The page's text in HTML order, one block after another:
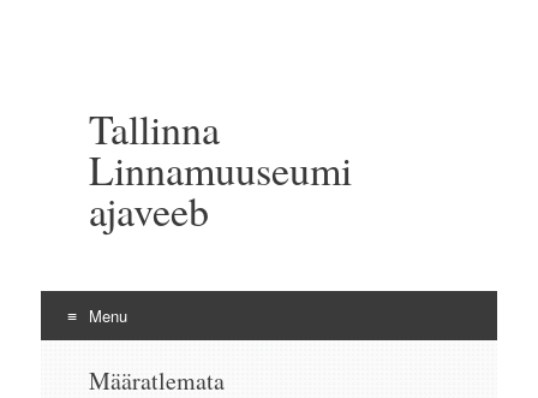
Tallinna
Linnamuuseumi
ajaveeb
Menu
Määratlemata